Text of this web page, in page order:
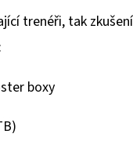
trenéři, tak
boxy